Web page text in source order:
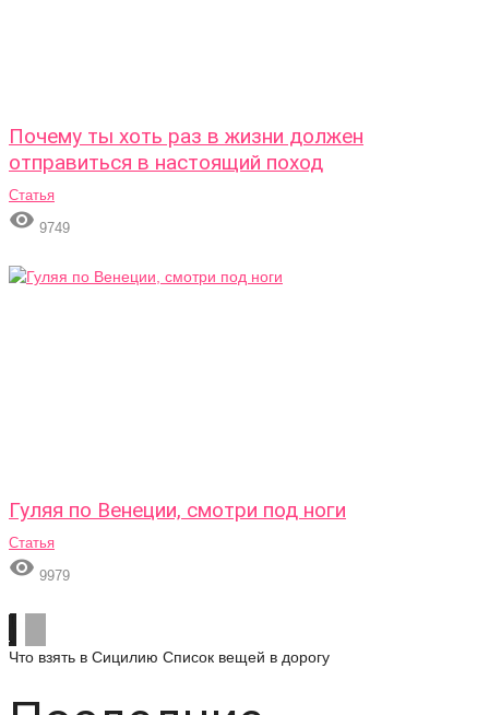
Почему ты хоть раз в жизни должен
отправиться в настоящий поход
Статья
 9749
Гуляя по Венеции, смотри под ноги
Статья
 9979
Что взять в Сицилию Список вещей в дорогу